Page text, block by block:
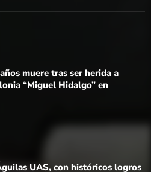
muere tras ser herida a
“Miguel Hidalgo” en
UAS, con históricos logros